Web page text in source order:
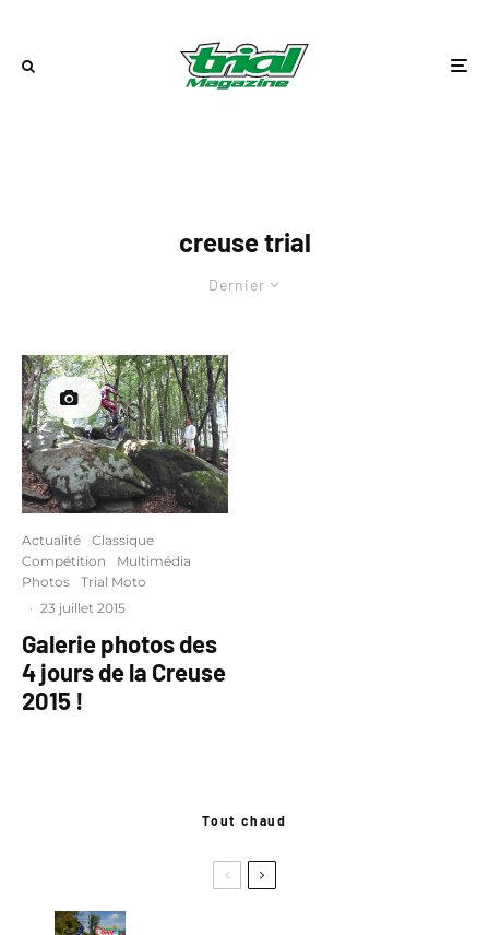
creuse trial
Dernier
Actualité
Classique
Compétition
Multimédia
Photos
Trial Moto
· 23 juillet 2015
Galerie photos des
4 jours de la Creuse
2015 !
Tout chaud